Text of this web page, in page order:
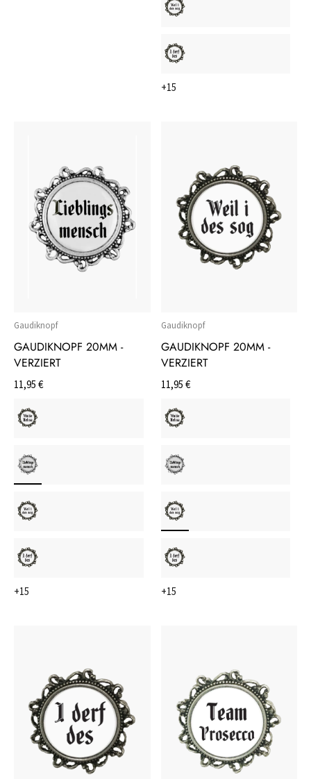
+15
Gaudiknopf
GAUDIKNOPF 20MM -
VERZIERT
11,95 €
+15
Gaudiknopf
GAUDIKNOPF 20MM -
VERZIERT
11,95 €
+15